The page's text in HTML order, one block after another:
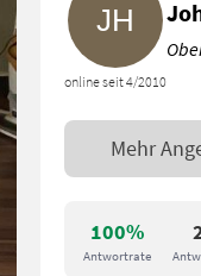
100%
Antwortrate
online seit 4/2010
Mehr